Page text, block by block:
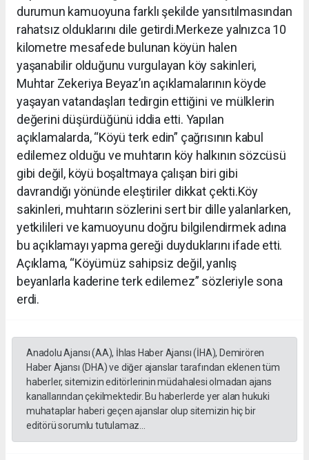
durumun kamuoyuna farklı şekilde yansıtılmasından
rahatsız olduklarını dile getirdi.Merkeze yalnızca 10
kilometre mesafede bulunan köyün halen
yaşanabilir olduğunu vurgulayan köy sakinleri,
Muhtar Zekeriya Beyaz’ın açıklamalarının köyde
yaşayan vatandaşları tedirgin ettiğini ve mülklerin
değerini düşürdüğünü iddia etti. Yapılan
açıklamalarda, “Köyü terk edin” çağrısının kabul
edilemez olduğu ve muhtarın köy halkının sözcüsü
gibi değil, köyü boşaltmaya çalışan biri gibi
davrandığı yönünde eleştiriler dikkat çekti.Köy
sakinleri, muhtarın sözlerini sert bir dille yalanlarken,
yetkilileri ve kamuoyunu doğru bilgilendirmek adına
bu açıklamayı yapma gereği duyduklarını ifade etti.
Açıklama, “Köyümüz sahipsiz değil, yanlış
beyanlarla kaderine terk edilemez” sözleriyle sona
erdi.
Anadolu Ajansı (AA), İhlas Haber Ajansı (İHA), Demirören
Haber Ajansı (DHA) ve diğer ajanslar tarafından eklenen tüm
haberler, sitemizin editörlerinin müdahalesi olmadan ajans
kanallarından çekilmektedir. Bu haberlerde yer alan hukuki
muhataplar haberi geçen ajanslar olup sitemizin hiç bir
editörü sorumlu tutulamaz...